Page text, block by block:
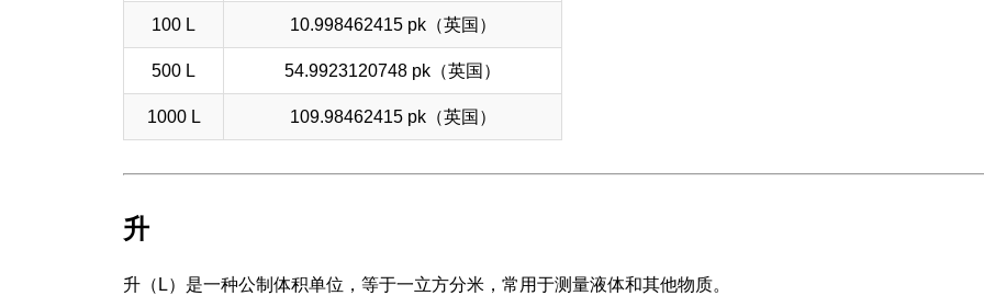
100 L 10.998462415 pk（英国）
500 L 54.9923120748 pk（英国）
1000 L 109.98462415 pk（英国）
升
升（L）是一种公制体积单位，等于一立方分米，常用于测量液体和其他物质。